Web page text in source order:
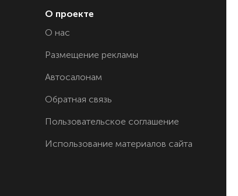
О проекте
О нас
Размещение рекламы
Автосалонам
Обратная связь
Пользовательское соглашение
Использование материалов сайта